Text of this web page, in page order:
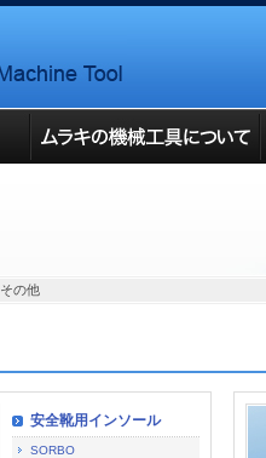
その他
安全靴用インソール
SORBO